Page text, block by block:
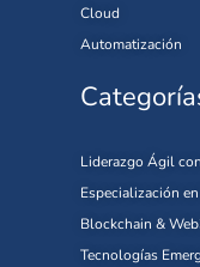
Cloud
Automatización
Liderazgo Ágil
Especialización
Blockchain &
Tecnologías